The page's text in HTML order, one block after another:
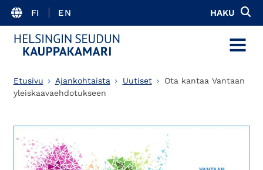
FI EN HAKU
MENU
Etusivu Ajankohtaista Uutiset
Ota kantaa Vantaan
yleiskaavaehdotukseen